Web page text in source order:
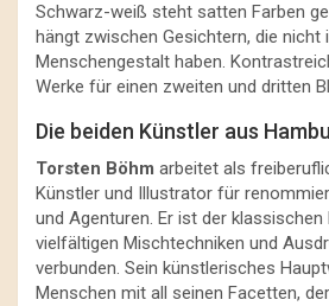
Schwarz-weiß steht satten Farben
hängt zwischen Gesichtern, die nicht
Menschengestalt haben.
Werke für einen zweiten und dritten
Die beiden Künstler aus
Torsten Böhm arbeitet als
Künstler und Illustrator für
und Agenturen. Er ist der klassischen
vielfältigen Mischtechniken und
verbunden. Sein künstlerisches
Menschen mit all seinen Facetten,